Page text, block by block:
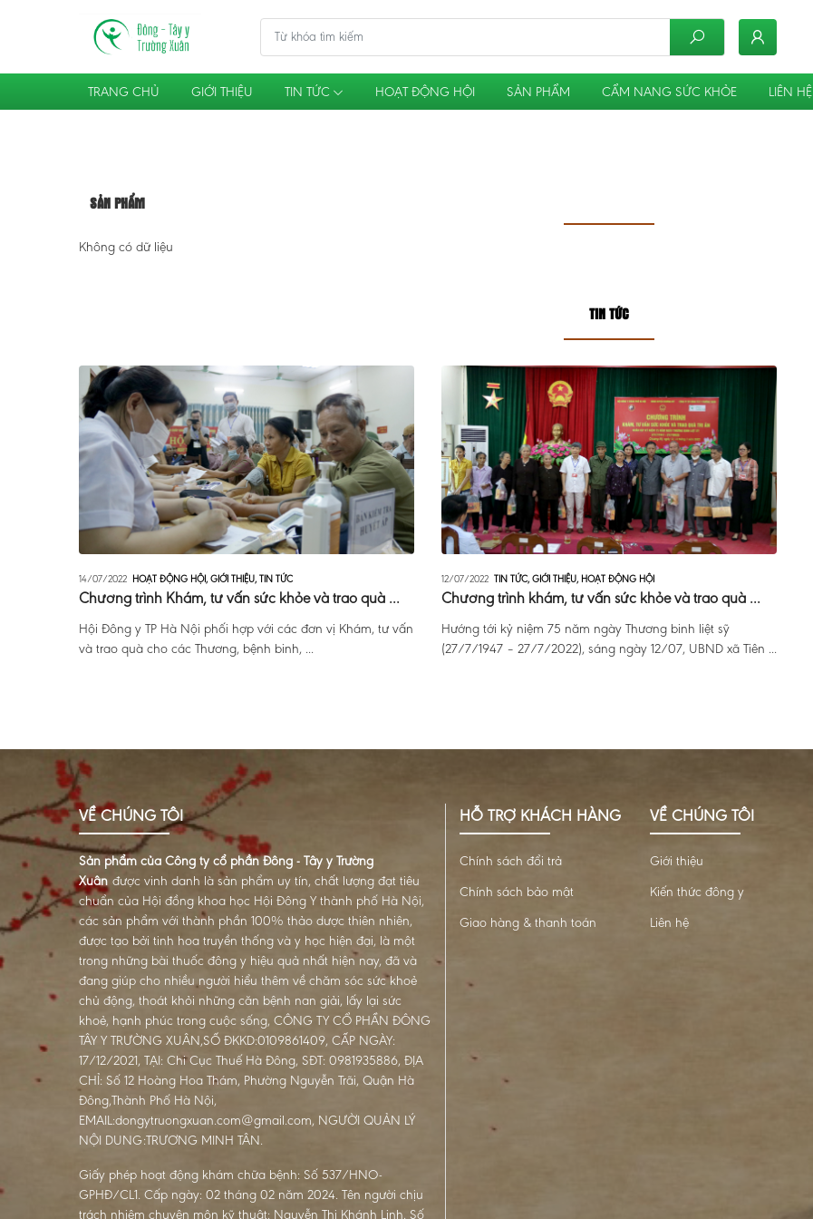
TRANG CHỦ GIỚI THIỆU TIN TỨC HOẠT ĐỘNG HỘI SẢN PHẨM CẨM NANG SỨC KHỎE LIÊN HỆ
SẢN PHẨM
Không có dữ liệu
TIN TỨC
14/07/2022 HOẠT ĐỘNG HỘI, GIỚI THIỆU, TIN TỨC
Chương trình Khám, tư vấn sức khỏe và trao quà ...
Hội Đông y TP Hà Nội phối hợp với các đơn vị Khám, tư vấn
và trao quà cho các Thương, bệnh binh, ...
12/07/2022 TIN TỨC, GIỚI THIỆU, HOẠT ĐỘNG HỘI
Chương trình khám, tư vấn sức khỏe và trao quà ...
Hướng tới kỷ niệm 75 năm ngày Thương binh liệt sỹ
(27/7/1947 – 27/7/2022), sáng ngày 12/07, UBND xã Tiên ...
VỀ CHÚNG TÔI
Sản phẩm của Công ty cổ phần Đông - Tây y Trường
Xuân được vinh danh là sản phẩm uy tín, chất lượng đạt tiêu
chuẩn của Hội đồng khoa học Hội Đông Y thành phố Hà Nội,
các sản phẩm với thành phần 100% thảo dược thiên nhiên,
được tạo bởi tinh hoa truyền thống và y học hiện đại, là một
trong những bài thuốc đông y hiệu quả nhất hiện nay, đã và
đang giúp cho nhiều người hiểu thêm về chăm sóc sức khoẻ
chủ động, thoát khỏi những căn bệnh nan giải, lấy lại sức
khoẻ, hạnh phúc trong cuộc sống, CÔNG TY CỔ PHẦN ĐÔNG
TÂY Y TRƯỜNG XUÂN,SỐ ĐKKD:0109861409, CẤP NGÀY:
17/12/2021, TẠI: Chi Cục Thuế Hà Đông, SĐT: 0981935886, ĐỊA
CHỈ: Số 12 Hoàng Hoa Thám, Phường Nguyễn Trãi, Quận Hà
Đông,Thành Phố Hà Nội,
EMAIL:dongytruongxuan.com@gmail.com, NGƯỜI QUẢN LÝ
NỘI DUNG:TRƯƠNG MINH TÂN.
Giấy phép hoạt động khám chữa bệnh: Số 537/HNO-
GPHĐ/CL1. Cấp ngày: 02 tháng 02 năm 2024. Tên người chịu
trách nhiệm chuyên môn kỹ thuật: Nguyễn Thị Khánh Linh. Số
HỖ TRỢ KHÁCH HÀNG
Chính sách đổi trả
Chính sách bảo mật
Giao hàng & thanh toán
VỀ CHÚNG TÔI
Giới thiệu
Kiến thức đông y
Liên hệ